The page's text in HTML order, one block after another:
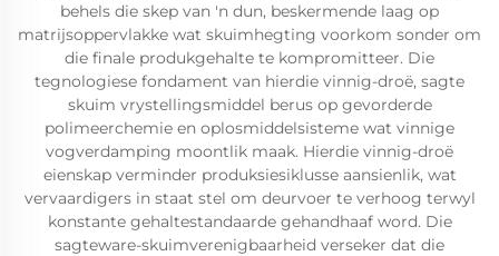
behels die skep van 'n dun, beskermende laag op
matrijsoppervlakke wat skuimhegting voorkom sonder om
die finale produkgehalte te kompromitteer. Die
tegnologiese fondament van hierdie vinnig-droë, sagte
skuim vrystellingsmiddel berus op gevorderde
polimeerchemie en oplosmiddelsisteme wat vinnige
vogverdamping moontlik maak. Hierdie vinnig-droë
eienskap verminder produksiesiklusse aansienlik, wat
vervaardigers in staat stel om deurvoer te verhoog terwyl
konstante gehaltestandaarde gehandhaaf word. Die
sagteware-skuimverenigbaarheid verseker dat die